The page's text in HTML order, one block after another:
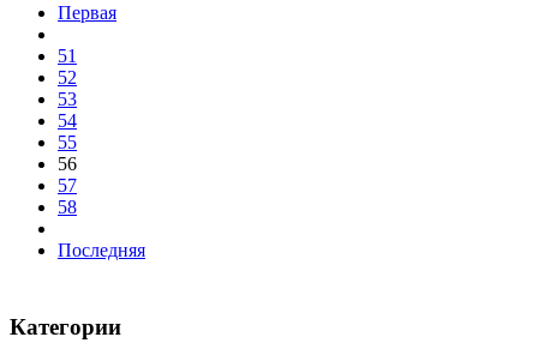
Первая
51
52
53
54
55
56
57
58
Последняя
Категории